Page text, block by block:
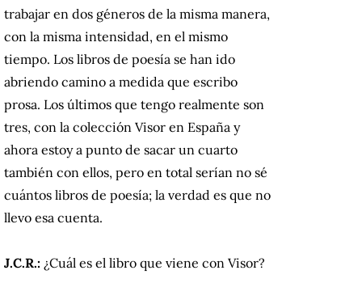
trabajar en dos géneros de la misma manera,
con la misma intensidad, en el mismo
tiempo. Los libros de poesía se han ido
abriendo camino a medida que escribo
prosa. Los últimos que tengo realmente son
tres, con la colección Visor en España y
ahora estoy a punto de sacar un cuarto
también con ellos, pero en total serían no sé
cuántos libros de poesía; la verdad es que no
llevo esa cuenta.
J.C.R.: ¿Cuál es el libro que viene con Visor?